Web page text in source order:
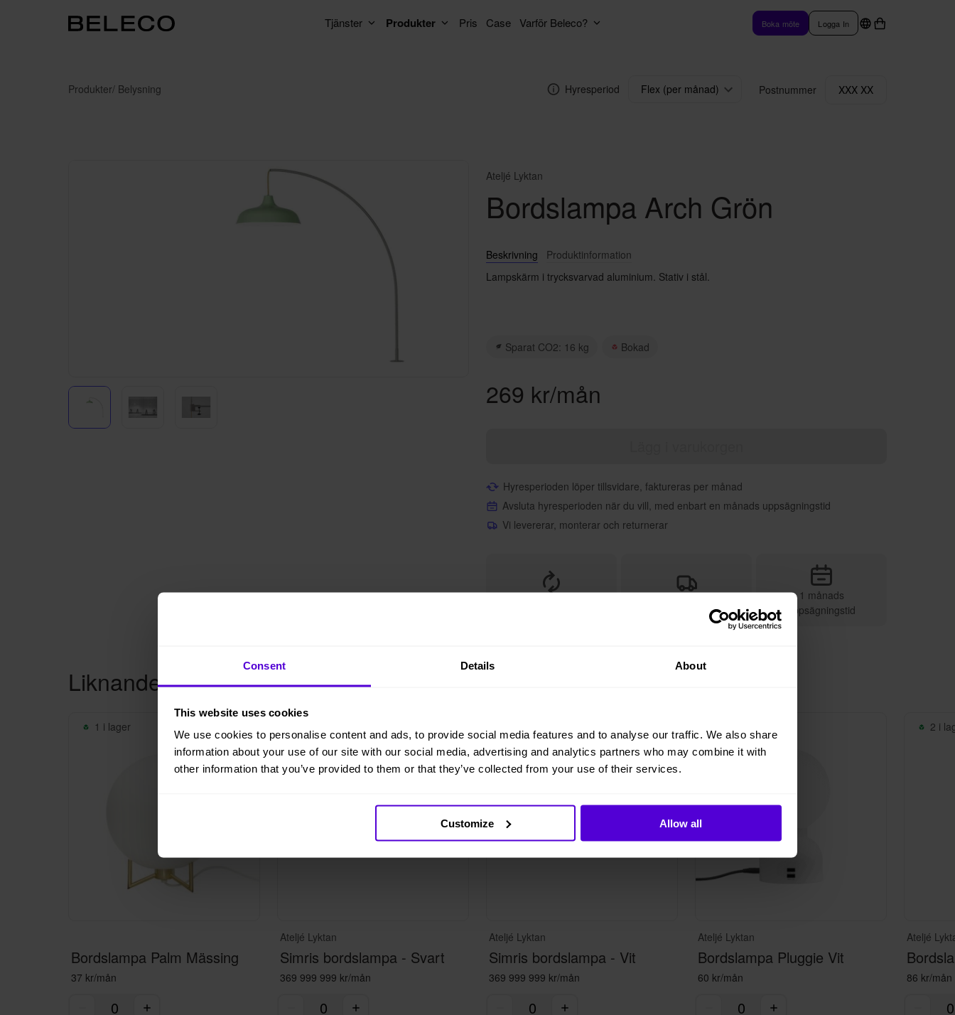
Consent Details About
This website uses cookies
We use cookies to personalise content and ads, to provide social media features and to analyse our traffic. We also share
information about your use of our site with our social media, advertising and analytics partners who may combine it with
other information that you’ve provided to them or that they’ve collected from your use of their services.
Customize Allow all
Tjänster Produkter Pris Case Varför Beleco? Boka möte Logga In
Produkter/ Belysning Hyresperiod Flex (per månad) Postnummer XXX XX
Ateljé Lyktan
Bordslampa Arch Grön
Beskrivning
Produktinformation
Lampskärm i trycksvarvad aluminium. Stativ i stål.
Sparat CO2: 16 kg Bokad
269 kr/mån
Hyresperioden löper tillsvidare, faktureras per månad
Avsluta hyresperioden när du vill, med enbart en månads uppsägningstid
Vi levererar, monterar och returnerar
1 månads
uppsägningstid
Liknande produkter
1 i lager
Bordslampa Palm Mässing
37 kr/mån
Ateljé Lyktan
Simris bordslampa - Svart
369 999 999 kr/mån
Ateljé Lyktan
Simris bordslampa - Vit
369 999 999 kr/mån
Ateljé Lyktan
Bordslampa Pluggie Vit
60 kr/mån
2 i
Ateljé
86 kr/mån